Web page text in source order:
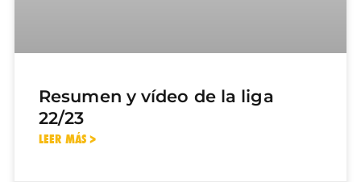
Resumen y vídeo de la liga
22/23
LEER MÁS >